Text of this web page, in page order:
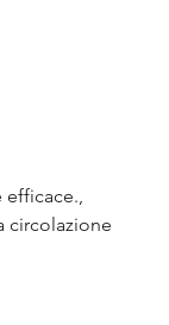
circolazione